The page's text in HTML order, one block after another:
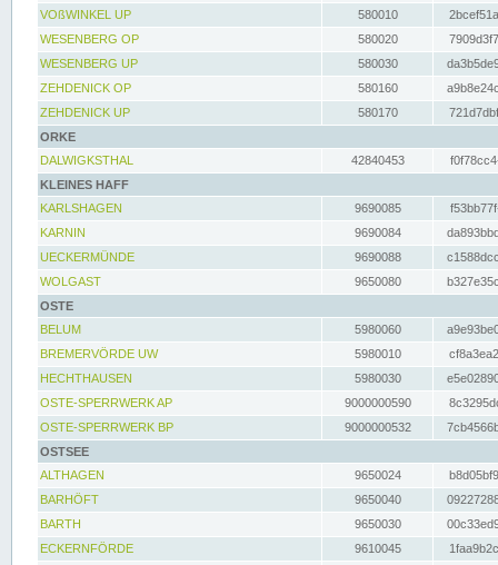
VOßWINKEL UP
580010
WESENBERG OP
580020
WESENBERG UP
580030
ZEHDENICK OP
580160
ZEHDENICK UP
580170
ORKE
DALWIGKSTHAL
42840453
KLEINES HAFF
KARLSHAGEN
9690085
KARNIN
9690084
UECKERMÜNDE
9690088
WOLGAST
9650080
OSTE
BELUM
5980060
BREMERVÖRDE UW
5980010
HECHTHAUSEN
5980030
OSTE-SPERRWERK AP
9000000590
OSTE-SPERRWERK BP
9000000532
OSTSEE
ALTHAGEN
9650024
BARHÖFT
9650040
BARTH
9650030
ECKERNFÖRDE
9610045